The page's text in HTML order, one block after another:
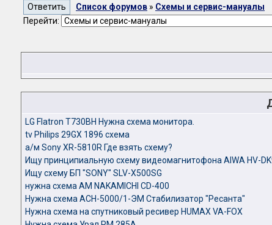
Список форумов » Схемы и сервис-мануалы
Перейти:
LG Flatron T730BH Нужна схема монитора.
tv Philips 29GX 1896 схема
а/м Sony XR-5810R Где взять схему?
Ищу принципиальную схему видеомагнитофона AIWA HV-
Ищу схему БП "SONY" SLV-X500SG
нужна cхема АМ NAKAMICHI CD-400
Нужна схема АСН-5000/1-ЭМ Стабилизатор "Ресанта"
Нужна схема на спутниковый ресивер HUMAX VA-FOX